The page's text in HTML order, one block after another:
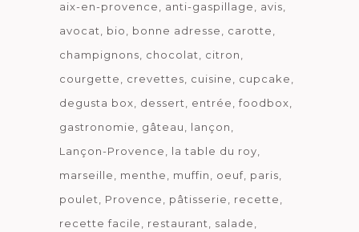
aix-en-provence
anti-gaspillage
avis
avocat
bio bonne adresse
carotte
champignons
chocolat
citron
courgette
crevettes cuisine
cupcake
degusta box
dessert entrée
foodbox
gastronomie
gâteau
lançon
Lançon-Provence
la table du roy
marseille
menthe muffin oeuf paris
poulet
Provence pâtisserie
recette
recette facile
restaurant
salade